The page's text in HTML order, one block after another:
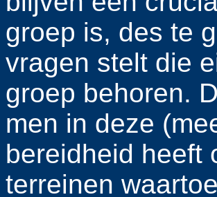
groep is, des te
vragen stelt die
groep behoren.
men in deze
bereidheid heeft
terreinen